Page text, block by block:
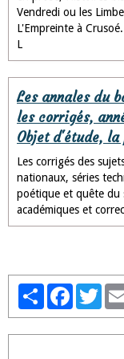
Vendredi ou les
L'Empreinte à
L
Les annales du
les corrigés,
Objet d'étude, la
Les corrigés des
nationaux, séries
poétique et quête du
académiques et
PartagerFacebook